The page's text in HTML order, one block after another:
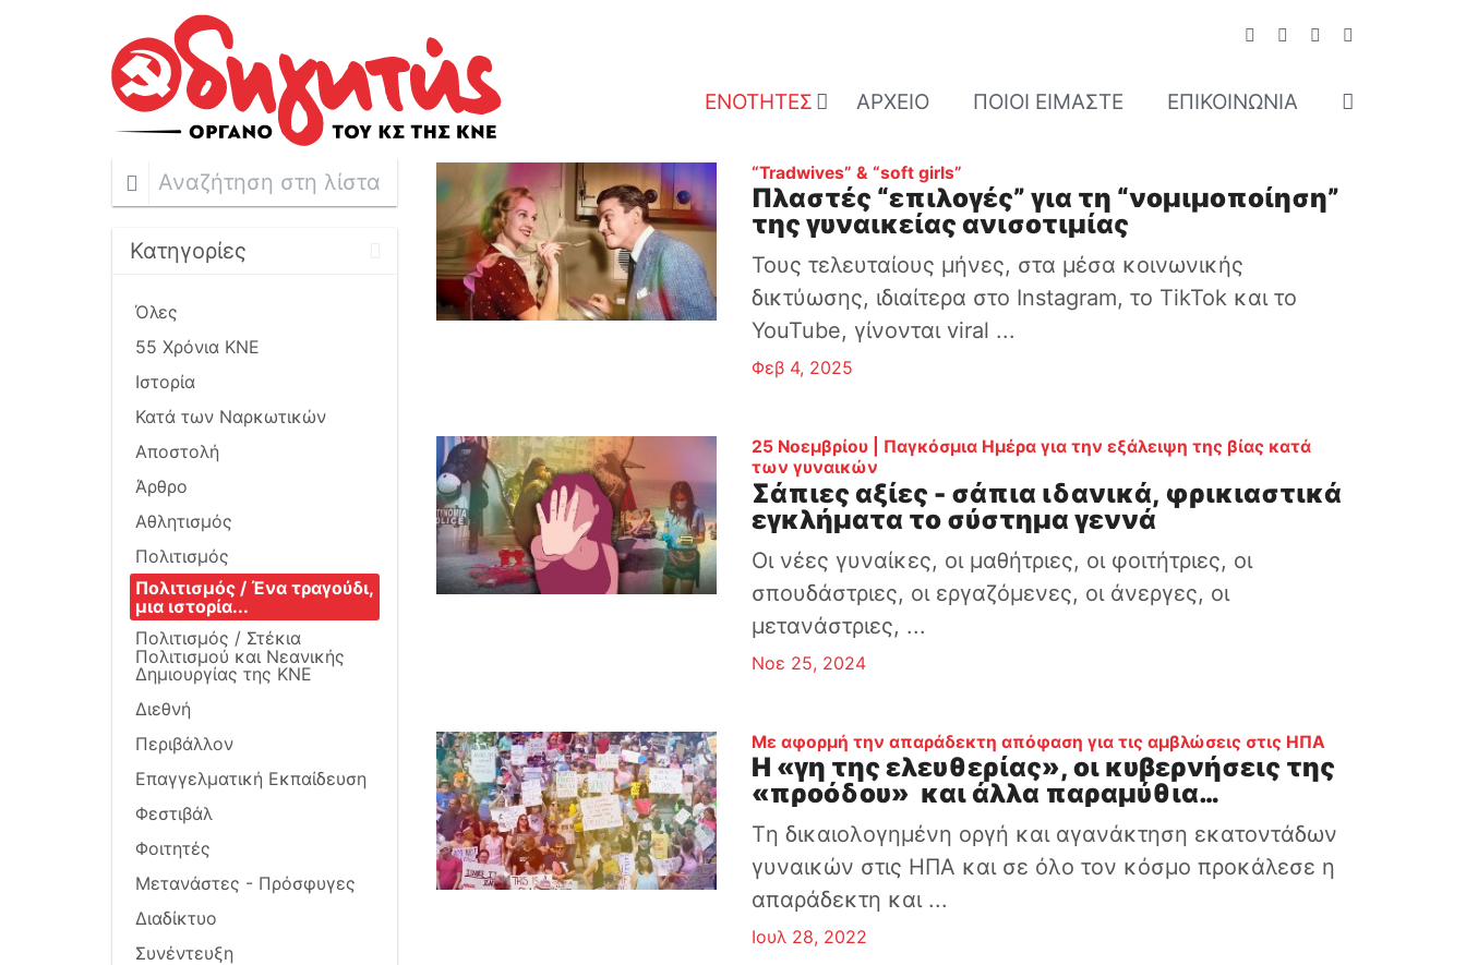
ΕΝΌΤΗΤΕΣ ΑΡΧΕΊΟ ΠΟΙΟΊ ΕΊΜΑΣΤΕ ΕΠΙΚΟΙΝΩΝΊΑ
“Tradwives” & “soft girls”
Πλαστές “επιλογές” για τη “νομιμοποίηση”
της γυναικείας ανισοτιμίας
Τους τελευταίους μήνες, στα μέσα κοινωνικής
δικτύωσης, ιδιαίτερα στο Instagram, το TikTok και το
YouTube, γίνονται viral ...
Φεβ 4, 2025
25 Νοεμβρίου | Παγκόσμια Ημέρα για την εξάλειψη της βίας κατά
των γυναικών
Σάπιες αξίες - σάπια ιδανικά, φρικιαστικά
εγκλήματα το σύστημα γεννά
Οι νέες γυναίκες, οι μαθήτριες, οι φοιτήτριες, οι
σπουδάστριες, οι εργαζόμενες, οι άνεργες, οι
μετανάστριες, ...
Νοε 25, 2024
Με αφορμή την απαράδεκτη απόφαση για τις αμβλώσεις στις ΗΠΑ
Η «γη της ελευθερίας», οι κυβερνήσεις της
«προόδου» και άλλα παραμύθια…
Tη δικαιολογημένη οργή και αγανάκτηση εκατοντάδων
γυναικών στις ΗΠΑ και σε όλο τον κόσμο προκάλεσε η
απαράδεκτη και ...
Ιουλ 28, 2022
Αναζήτηση
στη
λίστα
Κατηγορίες
Όλες
55 Χρόνια ΚΝΕ
Ιστορία
Κατά των Ναρκωτικών
Αποστολή
Άρθρο
Αθλητισμός
Πολιτισμός
Πολιτισμός / Ένα τραγούδι,
μια ιστορία...
Πολιτισμός / Στέκια
Πολιτισμού και Νεανικής
Δημιουργίας της ΚΝΕ
Διεθνή
Περιβάλλον
Επαγγελματική Εκπαίδευση
Φεστιβάλ
Φοιτητές
Μετανάστες - Πρόσφυγες
Διαδίκτυο
Συνέντευξη